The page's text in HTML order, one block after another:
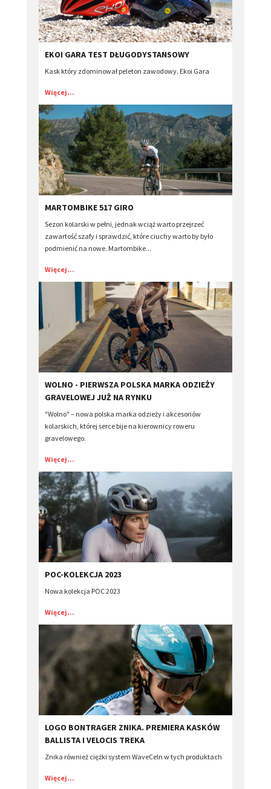
EKOI GARA TEST DŁUGODYSTANSOWY
Kask który zdominował peleton zawodowy. Ekoi Gara
Więcej...
MARTOMBIKE 517 GIRO
Sezon kolarski w pełni, jednak wciąż warto przejrzeć
zawartość szafy i sprawdzić, które ciuchy warto by było
podmienić na nowe. Martombike...
Więcej...
WOLNO - PIERWSZA POLSKA MARKA ODZIEŻY
GRAVELOWEJ JUŻ NA RYNKU
"Wolno" – nowa polska marka odzieży i akcesoriów
kolarskich, której serce bije na kierownicy roweru
gravelowego.
Więcej...
POC-KOLEKCJA 2023
Nowa kolekcja POC 2023
Więcej...
LOGO BONTRAGER ZNIKA. PREMIERA KASKÓW
BALLISTA I VELOCIS TREKA
Znika również ciężki system WaveCeln w tych produktach
Więcej...